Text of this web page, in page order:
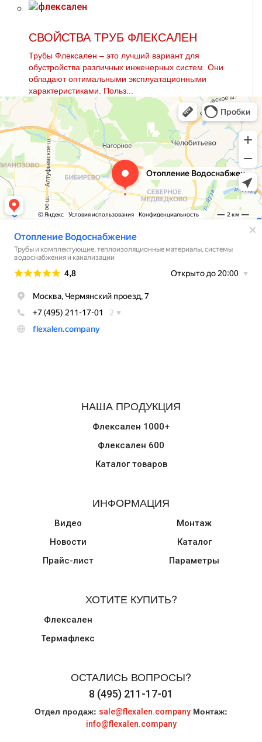
СВОЙСТВА ТРУБ ФЛЕКСАЛЕН
Трубы Флексален – это лучший вариант для
обустройства различных инженерных систем. Они
обладают оптимальными эксплуатационными
характеристиками. Польз...
НАША ПРОДУКЦИЯ
Флексален 1000+
Флексален 600
Каталог товаров
ИНФОРМАЦИЯ
Видео
Новости
Прайс-лист
Монтаж
Каталог
Параметры
ХОТИТЕ КУПИТЬ?
Флексален
Термафлекс
ОСТАЛИСЬ ВОПРОСЫ?
8 (495) 211-17-01
Отдел продаж: sale@flexalen.company Монтаж:
info@flexalen.company